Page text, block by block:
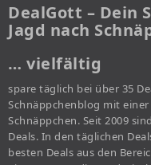
DealGott – Dein
Jagd nach
… vielfältig
spare täglich bei über 35
Schnäppchenblog mit
Schnäppchen. Seit 2009
Deals. In den täglichen
besten Deals aus den